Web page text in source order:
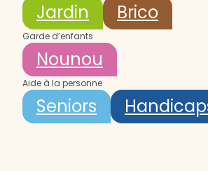
Jardin
Brico
Garde d’enfants
Nounou
Aide à la personne
Seniors